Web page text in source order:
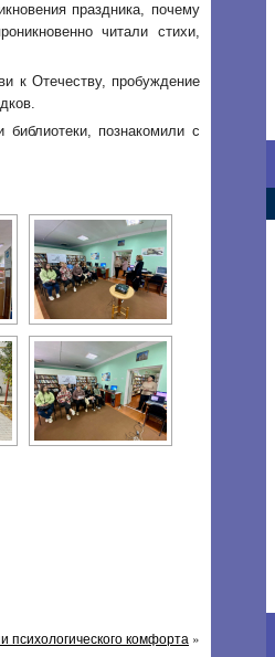
праздника, почему
читали стихи,
к Отечеству, пробуждение
познакомили с
психологического комфорта »